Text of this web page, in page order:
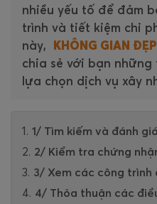
nhiều yếu tố để đảm
trình và tiết kiệm chi
này,
KHÔNG GIAN
chia sẻ với bạn
lựa chọn dịch vụ xây
1/ Tìm kiếm và đánh
2/ Kiểm tra chứng
3/ Xem các công trình
4/ Thỏa thuận các